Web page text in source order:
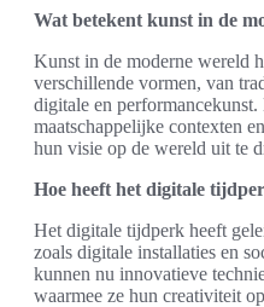
Wat betekent kunst in de
Kunst in de moderne wereld
verschillende vormen, van
digitale en
maatschappelijke contexten
hun visie op de wereld uit te
Hoe heeft het digitale
Het digitale tijdperk heeft
zoals digitale installaties en
kunnen nu innovatieve
waarmee ze hun creativiteit